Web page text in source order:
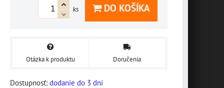
ks DO KOŠÍKA
Otázka k produktu Doručenia
Dostupnosť: dodanie do 3 dní